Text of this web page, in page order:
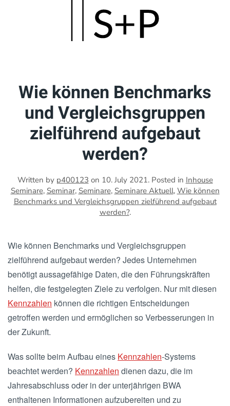
Wie können Benchmarks
und Vergleichsgruppen
zielführend aufgebaut
werden?
Written by p400123 on 10. July 2021. Posted in Inhouse
Seminare, Seminar, Seminare, Seminare Aktuell, Wie können
Benchmarks und Vergleichsgruppen zielführend aufgebaut
werden?.
Wie können Benchmarks und Vergleichsgruppen
zielführend aufgebaut werden? Jedes Unternehmen
benötigt aussagefähige Daten, die den Führungskräften
helfen, die festgelegten Ziele zu verfolgen. Nur mit diesen
Kennzahlen können die richtigen Entscheidungen
getroffen werden und ermöglichen so Verbesserungen in
der Zukunft.
Was sollte beim Aufbau eines Kennzahlen-Systems
beachtet werden? Kennzahlen dienen dazu, die im
Jahresabschluss oder in der unterjährigen BWA
enthaltenen Informationen aufzubereiten und zu